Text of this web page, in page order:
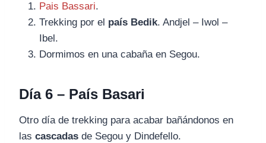
Pais Bassari.
Trekking por el país Bedik. Andjel – Iwol –
Ibel.
Dormimos en una cabaña en Segou.
Día 6 – País Basari
Otro día de trekking para acabar bañándonos en
las cascadas de Segou y Dindefello.